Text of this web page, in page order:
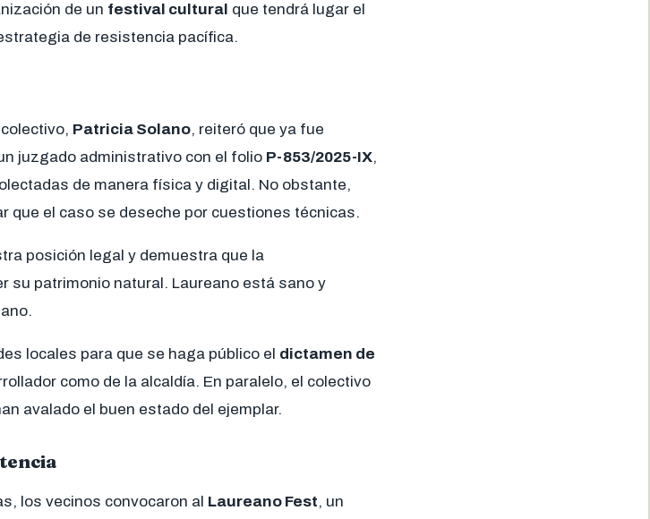
de un festival cultural que tendrá lugar el
de resistencia pacífica.
Patricia Solano, reiteró que ya fue
juzgado administrativo con el folio P-853/2025-IX,
de manera física y digital. No obstante,
que el caso se deseche por cuestiones técnicas.
posición legal y demuestra que la
su patrimonio natural. Laureano está sano y
locales para que se haga público el dictamen de
como de la alcaldía. En paralelo, el colectivo
avalado el buen estado del ejemplar.
los vecinos convocaron al Laureano Fest, un